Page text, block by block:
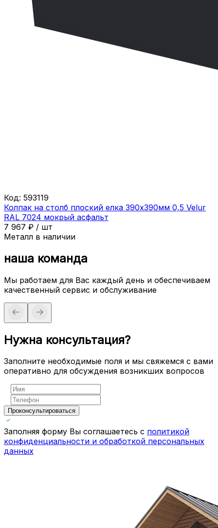
Код: 593119
Колпак на столб плоский елка 390х390мм 0,5 Velur
RAL 7024 мокрый асфальт
7 967 ₽ / шт
Металл в наличии
наша команда
Мы работаем для Вас каждый день и обеспечиваем
качественный сервис и обслуживание
Нужна консультация?
Заполните необходимые поля и мы свяжемся с вами
оперативно для обсуждения возникших вопросов
Проконсультироваться
Заполняя форму Вы соглашаетесь с политикой
конфиденциальности и обработкой персональных
данных